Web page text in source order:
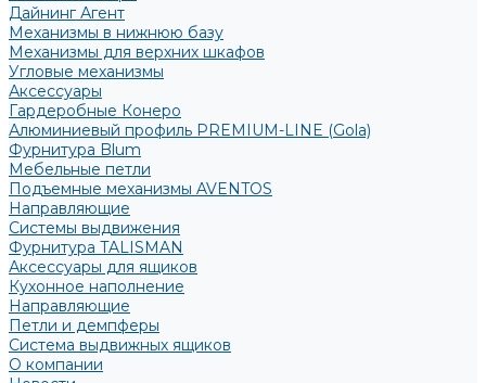
Дайнинг Агент
Механизмы в нижнюю базу
Механизмы для верхних шкафов
Угловые механизмы
Аксессуары
Гардеробные Конеро
Алюминиевый профиль PREMIUM-LINE (Gola)
Фурнитура Blum
Мебельные петли
Подъемные механизмы AVENTOS
Направляющие
Системы выдвижения
Фурнитура TALISMAN
Аксессуары для ящиков
Кухонное наполнение
Направляющие
Петли и демпферы
Система выдвижных ящиков
О компании